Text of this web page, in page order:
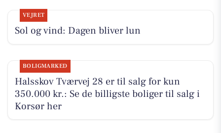
VEJRET
Sol og vind: Dagen bliver lun
BOLIGMARKED
Halsskov Tværvej 28 er til salg for kun
350.000 kr.: Se de billigste boliger til salg i
Korsør her